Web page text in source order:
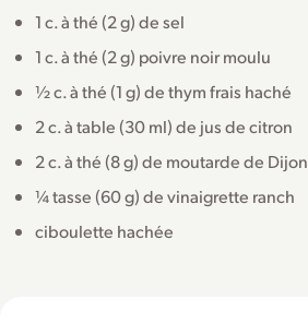
1 c. à thé (2 g) de sel
1 c. à thé (2 g) poivre noir moulu
½ c. à thé (1 g) de thym frais haché
2 c. à table (30 ml) de jus de citron
2 c. à thé (8 g) de moutarde de Dijon
¼ tasse (60 g) de vinaigrette ranch
ciboulette hachée